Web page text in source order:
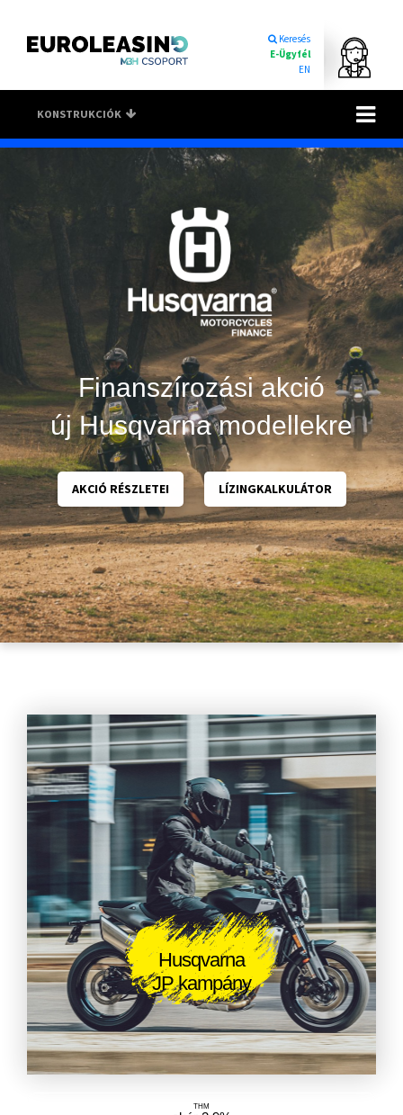
Keresés
E-Ügyfél
EN
KONSTRUKCIÓK Toggle
Finanszírozási akció
új Husqvarna modellekre
AKCIÓ RÉSZLETEI LÍZINGKALKULÁTOR
Husqvarna
JP kampány
THM